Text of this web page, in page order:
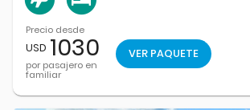
Precio desde
USD 1030
por pasajero en
familiar
VER PAQUETE